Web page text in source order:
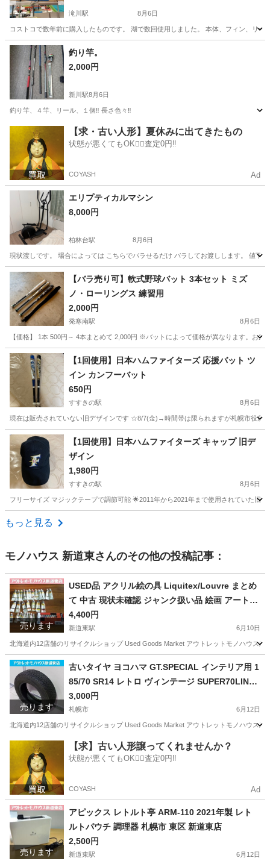
滝川駅 8月6日
コストコで数年前に購入したものです。 湖で数回使用しました。 本体、フィン、リー
北海道 砂川市 滝川駅
釣り竿。
2,000円
新川駅8月6日
釣り竿、４竿、リール、１個‼️ 長さ色々‼️
新川駅 その他
【求・古い人形】夏休みに出てきたもの
状態が悪くてもOK🙆‍♀️査定0円‼️
COYASH Ad
エリプティカルマシン
8,000円
柏林台駅 8月6日
現状渡しです。 場合によっては こちらでバラせるだけ バラしてお渡しします。 値下
北海道 帯広市 柏林台駅 フィットネス、トレーニング
【バラ売り可】軟式野球バット 3本セット ミズ
ノ・ローリングス 練習用
2,000円
発寒南駅 8月6日
【価格】 1本 500円～ 4本まとめて 2,000円 ※バットによって価格が異なります。お
北海道 札幌市 発寒南駅 野球
【1回使用】日本ハムファイターズ 応援バット ツ
イン カンフーバット
650円
すすきの駅 8月6日
現在は販売されていない旧デザインです ☆8/7(金)→時間帯は限られますが札幌市役
北海道 札幌市 すすきの駅 バット
【1回使用】日本ハムファイターズ キャップ 旧デ
ザイン
1,980円
すすきの駅 8月6日
フリーサイズ マジックテープで調節可能 🌟2011年から2021年まで使用されていた
北海道 札幌市
もっと見る
モノハウス 新道東さんのその他の投稿記事：
売ります
USED品 アクリル絵の具 Liquitex/Louvre まとめ
て 中古 現状未確認 ジャンク扱い品 絵画 アート用
品 札幌市 新道東店
4,400円
新道東駅 6月10日
北海道内12店舗のリサイクルショップ Used Goods Market アウトレットモノハウ
北海道 札幌市 新道東駅
売ります
古いタイヤ ヨコハマ GT.SPECIAL インテリア用 1
85/70 SR14 レトロ ヴィンテージ SUPER70LINE
YOKOHAMA GTスペシャル 札幌市東区 新道東店
3,000円
札幌市 6月12日
北海道内12店舗のリサイクルショップ Used Goods Market アウトレットモノハウ
タイヤ、ホイール レトロ
【求】古い人形譲ってくれませんか？
状態が悪くてもOK🙆‍♀️査定0円‼️
COYASH Ad
売ります
アピックス レトルト亭 ARM-110 2021年製 レト
ルトパウチ 調理器 札幌市 東区 新道東店
2,500円
新道東駅 6月12日